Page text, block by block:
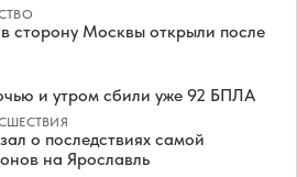
сторону Москвы открыли после
и утром сбили уже 92 БПЛА
о последствиях самой
на Ярославль